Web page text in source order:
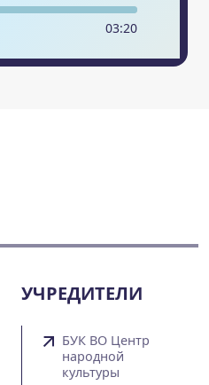
03:20
УЧРЕДИТЕЛИ
БУК ВО Центр
народной
культуры